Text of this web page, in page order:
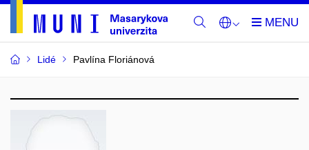
Lidé Pavlína Floriánová